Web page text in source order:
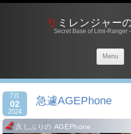
リミレンジャー
Secret Base of Limi-Ranger
Menu
7月
02
2024
急遽AGEPhone
久しぶりの AGEPhone